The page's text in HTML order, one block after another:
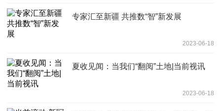
专家汇至新疆 共推数“智”新发展
2023-06-18
夏收见闻：当我们“翻阅”土地|当前视讯
2023-06-18